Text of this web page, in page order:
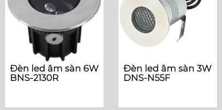
Đèn led âm sàn 6W
BNS-2130R
Đèn led âm sàn 3W
DNS-N55F